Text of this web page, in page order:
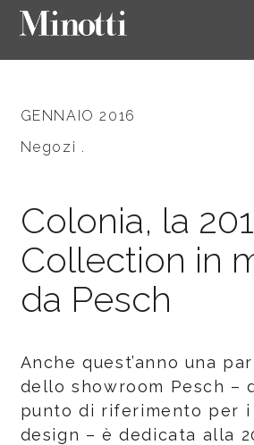
GENNAIO 2016
Negozi .
Colonia, la
Collection in
da Pesch
Anche quest’anno una
dello showroom Pesch –
punto di riferimento per
design – è dedicata alla